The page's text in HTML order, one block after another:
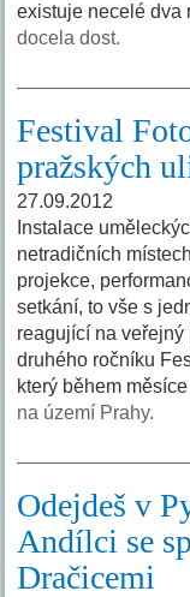
existuje necelé dva
docela dost.
Festival
pražských
27.09.2012
Instalace
netradičních
projekce,
setkání, to vše s
reagující na veřejný
druhého ročníku
který během
na území Prahy.
Odejdeš v
Andílci se
Dračicemi